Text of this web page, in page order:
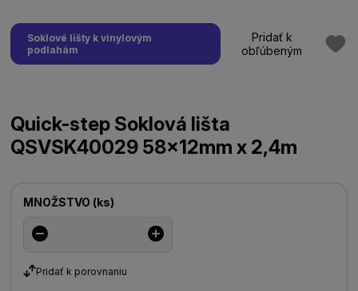
Soklové lišty k vinylovým
podlahám
Pridať k
obľúbeným
Quick-step Soklová lišta
QSVSK40029 58x12mm x 2,4m
MNOŽSTVO (ks)
Pridať k porovnaniu